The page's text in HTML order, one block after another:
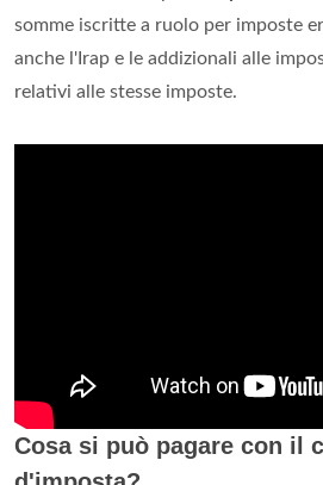
somme iscritte a ruolo per imposte
anche l'Irap e le addizionali alle
relativi alle stesse imposte.
Cosa si può pagare con il